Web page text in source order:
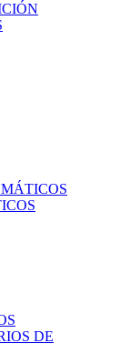
DE